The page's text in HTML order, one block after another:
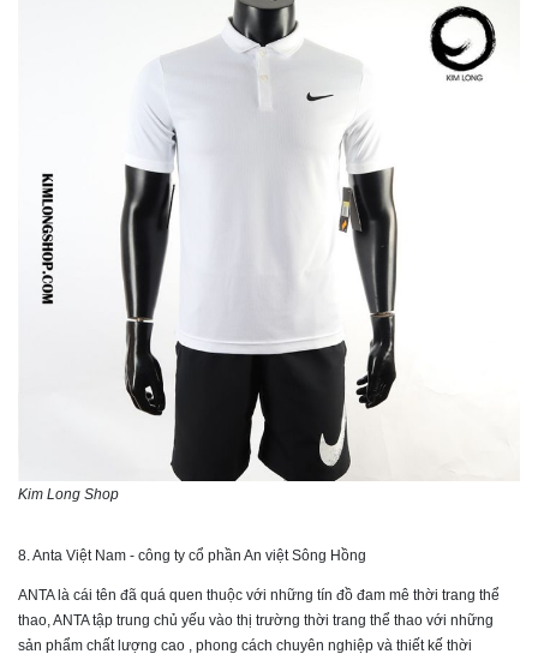
Kim Long Shop
8. Anta Việt Nam - công ty cổ phần An việt Sông Hồng
ANTA là cái tên đã quá quen thuộc với những tín đồ đam mê thời trang thể
thao, ANTA tập trung chủ yếu vào thị trường thời trang thể thao với những
sản phẩm chất lượng cao , phong cách chuyên nghiệp và thiết kế thời